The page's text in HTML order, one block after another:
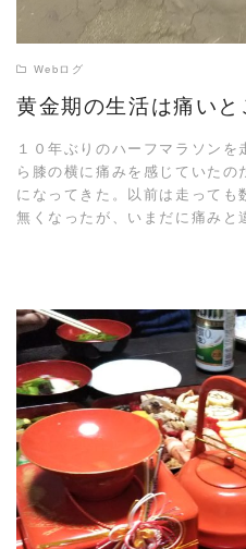
Webログ
黄金期の生活は痛い
１０年ぶりのハーフマラソン
ら膝の横に痛みを感じていたの
になってきた。以前は走っても
無くなったが、いまだに痛み
READ